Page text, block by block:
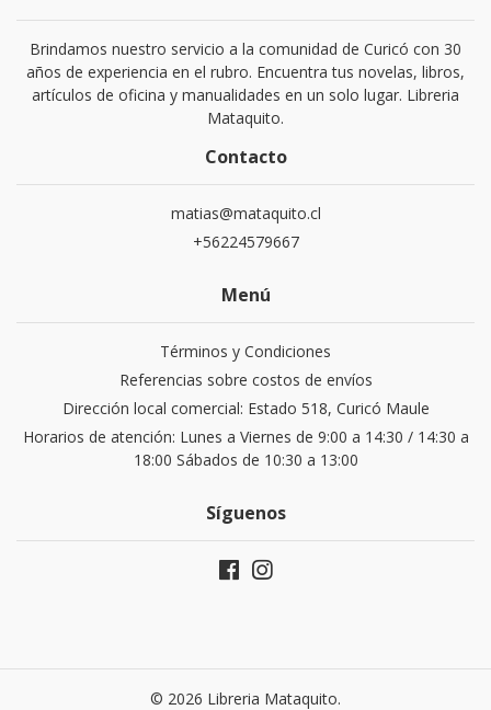
Brindamos nuestro servicio a la comunidad de Curicó con 30
años de experiencia en el rubro. Encuentra tus novelas, libros,
artículos de oficina y manualidades en un solo lugar. Libreria
Mataquito.
Contacto
matias@mataquito.cl
+56224579667
Menú
Términos y Condiciones
Referencias sobre costos de envíos
Dirección local comercial: Estado 518, Curicó Maule
Horarios de atención: Lunes a Viernes de 9:00 a 14:30 / 14:30 a
18:00 Sábados de 10:30 a 13:00
Síguenos
© 2026 Libreria Mataquito.